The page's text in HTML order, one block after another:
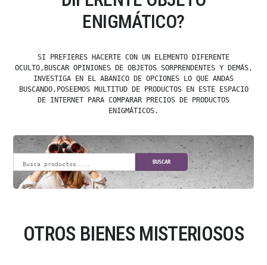
ENIGMÁTICO?
SI PREFIERES HACERTE CON UN ELEMENTO DIFERENTE
OCULTO,BUSCAR OPINIONES DE OBJETOS SORPRENDENTES Y DEMÁS,
INVESTIGA EN EL ABANICO DE OPCIONES LO QUE ANDAS
BUSCANDO,POSEEMOS MULTITUD DE PRODUCTOS EN ESTE ESPACIO
DE INTERNET PARA COMPARAR PRECIOS DE PRODUCTOS
ENIGMÁTICOS.
BUSCAR
OTROS BIENES MISTERIOSOS